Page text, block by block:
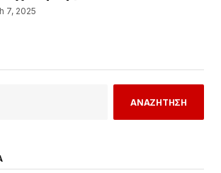
7, 2025
ΑΝΑΖΗΤΗΣΗ